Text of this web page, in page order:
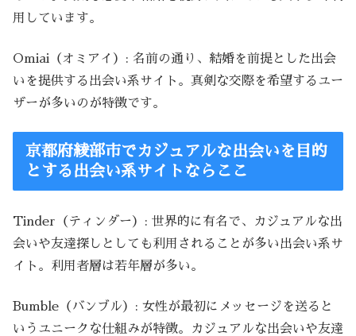
用しています。
Omiai（オミアイ）: 名前の通り、結婚を前提とした出会
いを提供する出会い系サイト。真剣な交際を希望するユー
ザーが多いのが特徴です。
京都府綾部市でカジュアルな出会いを目的
とする出会い系サイトならここ
Tinder（ティンダー）: 世界的に有名で、カジュアルな出
会いや友達探しとしても利用されることが多い出会い系サ
イト。利用者層は若年層が多い。
Bumble（バンブル）: 女性が最初にメッセージを送ると
いうユニークな仕組みが特徴。カジュアルな出会いや友達